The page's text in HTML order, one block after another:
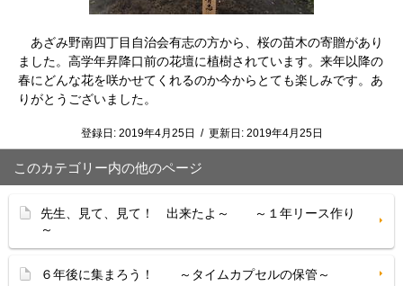
あざみ野南四丁目自治会有志の方から、桜の苗木の寄贈があり
ました。高学年昇降口前の花壇に植樹されています。来年以降の
春にどんな花を咲かせてくれるのか今からとても楽しみです。あ
りがとうございました。
登録日: 2019年4月25日 / 更新日: 2019年4月25日
このカテゴリー内の他のページ
先生、見て、見て！ 出来たよ～ ～１年リース作り
～
６年後に集まろう！ ～タイムカプセルの保管～